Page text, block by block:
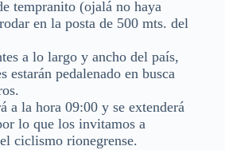
tempranito (ojalá no haya
en la posta de 500 mts. del
a lo largo y ancho del país,
estarán pedalenado en busca
a la hora 09:00 y se extenderá
lo que los invitamos a
ciclismo rionegrense.